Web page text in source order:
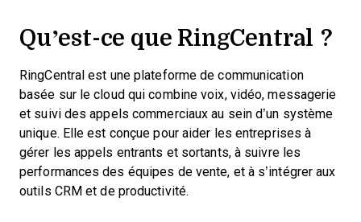
Qu’est-ce que RingCentral ?
RingCentral est une plateforme de communication
basée sur le cloud qui combine voix, vidéo, messagerie
et suivi des appels commerciaux au sein d’un système
unique. Elle est conçue pour aider les entreprises à
gérer les appels entrants et sortants, à suivre les
performances des équipes de vente, et à s’intégrer aux
outils CRM et de productivité.